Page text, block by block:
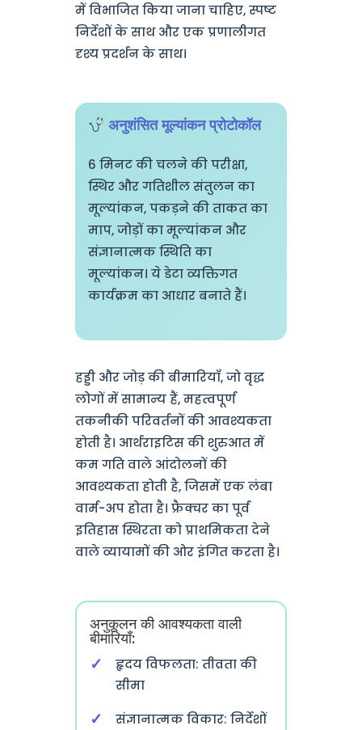
में विभाजित किया जाना चाहिए, स्पष्ट
निर्देशों के साथ और एक प्रणालीगत
दृश्य प्रदर्शन के साथ।
अनुशंसित मूल्यांकन प्रोटोकॉल
6 मिनट की चलने की परीक्षा,
स्थिर और गतिशील संतुलन का
मूल्यांकन, पकड़ने की ताकत का
माप, जोड़ों का मूल्यांकन और
संज्ञानात्मक स्थिति का
मूल्यांकन। ये डेटा व्यक्तिगत
कार्यक्रम का आधार बनाते हैं।
हड्डी और जोड़ की बीमारियाँ, जो वृद्ध
लोगों में सामान्य हैं, महत्वपूर्ण
तकनीकी परिवर्तनों की आवश्यकता
होती है। आर्थराइटिस की शुरुआत में
कम गति वाले आंदोलनों की
आवश्यकता होती है, जिसमें एक लंबा
वार्म-अप होता है। फ्रैक्चर का पूर्व
इतिहास स्थिरता को प्राथमिकता देने
वाले व्यायामों की ओर इंगित करता है।
अनुकूलन की आवश्यकता वाली
बीमारियाँ:
हृदय विफलता: तीव्रता की
सीमा
संज्ञानात्मक विकार: निर्देशों